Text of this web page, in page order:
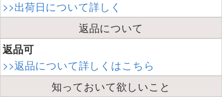
>>出荷日について詳しく
返品について
返品可
>>返品について詳しくはこちら
知っておいて欲しいこと